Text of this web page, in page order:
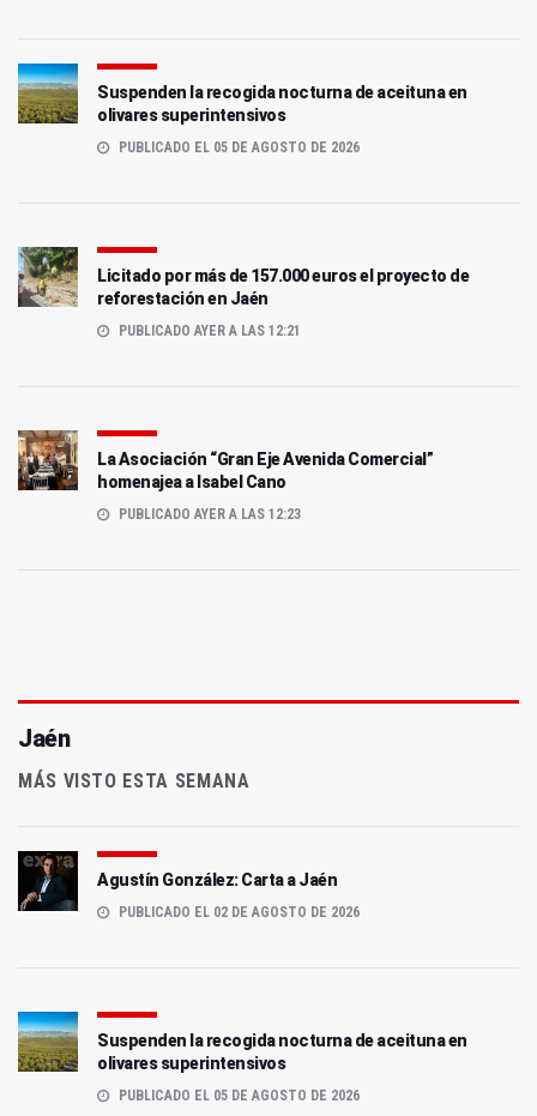
Suspenden la recogida nocturna de aceituna en
olivares superintensivos
PUBLICADO EL 05 DE AGOSTO DE 2026
Licitado por más de 157.000 euros el proyecto de
reforestación en Jaén
PUBLICADO AYER A LAS 12:21
La Asociación “Gran Eje Avenida Comercial”
homenajea a Isabel Cano
PUBLICADO AYER A LAS 12:23
Jaén
MÁS VISTO ESTA SEMANA
Agustín González: Carta a Jaén
PUBLICADO EL 02 DE AGOSTO DE 2026
Suspenden la recogida nocturna de aceituna en
olivares superintensivos
PUBLICADO EL 05 DE AGOSTO DE 2026